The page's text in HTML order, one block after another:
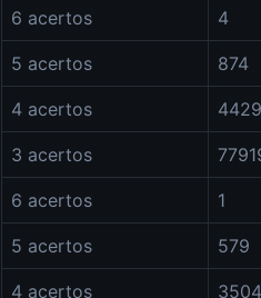
6 acertos 4
5 acertos 874
4 acertos
3 acertos
6 acertos 1
5 acertos 579
4 acertos